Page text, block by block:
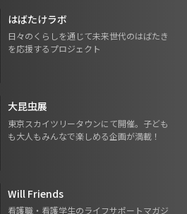
はばたけラボ
日々のくらしを通じて未来世代のはばたき
を応援するプロジェクト
大昆虫展
東京スカイツリータウンにて開催。子ども
も大人もみんなで楽しめる企画が満載！
Will Friends
看護職・看護学生のライフサポートマガジ